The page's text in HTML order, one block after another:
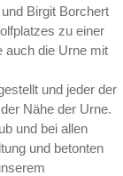
Birgit Borchert
zu einer
auch die Urne mit
und jeder der
Nähe der Urne.
und bei allen
und betonten